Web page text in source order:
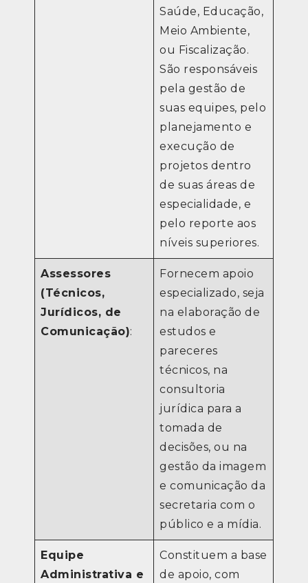
Saúde, Educação,
Meio Ambiente,
ou Fiscalização.
São responsáveis
pela gestão de
suas equipes, pelo
planejamento e
execução de
projetos dentro
de suas áreas de
especialidade, e
pelo reporte aos
níveis superiores.
Assessores
(Técnicos,
Jurídicos, de
Comunicação):
Fornecem apoio
especializado, seja
na elaboração de
estudos e
pareceres
técnicos, na
consultoria
jurídica para a
tomada de
decisões, ou na
gestão da imagem
e comunicação da
secretaria com o
público e a mídia.
Equipe
Administrativa e
Constituem a base
de apoio, com